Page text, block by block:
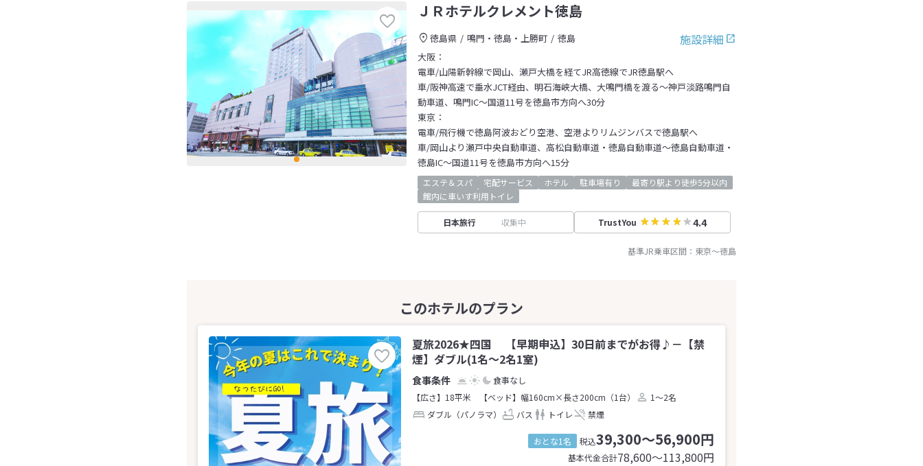
ＪＲホテルクレメント徳島
施設詳細
徳島県 鳴門・徳島・上勝町
徳島
大阪：
電車/山陽新幹線で岡山、瀬戸大橋を経てJR高徳線でJR徳島駅へ
車/阪神高速で垂水JCT経由、明石海峡大橋、大鳴門橋を渡る～神戸淡路鳴門自
動車道、鳴門IC～国道11号を徳島市方向へ30分
東京：
電車/飛行機で徳島阿波おどり空港、空港よりリムジンバスで徳島駅へ
車/岡山より瀬戸中央自動車道、高松自動車道・徳島自動車道～徳島自動車道・
徳島IC～国道11号を徳島市方向へ15分
エステ＆スパ 宅配サービス ホテル 駐車場有り
最寄り駅より徒歩5分以内
館内に車いす利用トイレ
日本旅行 収集中 TrustYou 4.4
基準JR乗車区間： 東京～徳島
夏旅2026★四国 【早期申込】30日前までがお得♪－【禁
煙】ダブル(1名～2名1室)
食事なし
【広さ】18平米
【ベッド】幅160cm×長さ200cm（1台）
1～2名
ダブル（パノラマ）
バス トイレ 禁煙
おとな1名 税込39,300～56,900円
基本代金合計78,600〜113,800円